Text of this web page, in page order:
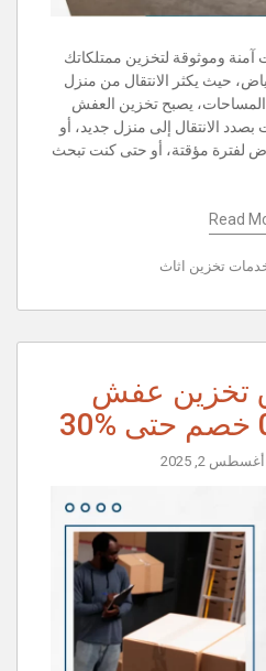
وموثوقة لتخزين ممتلكاتك
حيث يكثر الانتقال من منزل
المساحات، يصبح تخزين العفش
الانتقال إلى منزل جديد، أو
لفترة مؤقتة، أو حتى كنت تبحث
Read
تخزين اثاث
تخزين عفش
أغسطس 2, 2025